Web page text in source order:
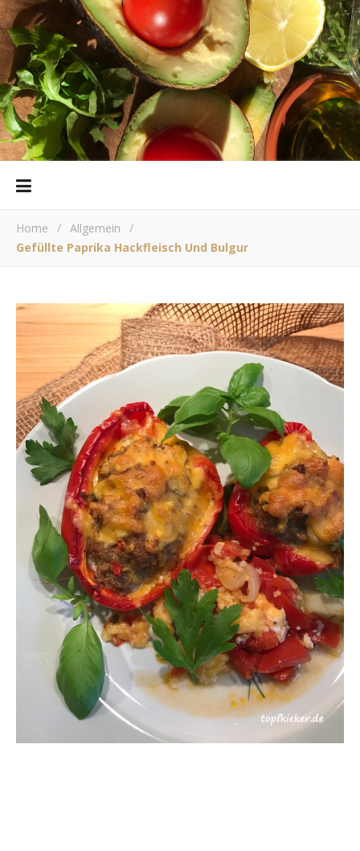
Home / Allgemein
/
Gefüllte Paprika Hackfleisch Und Bulgur